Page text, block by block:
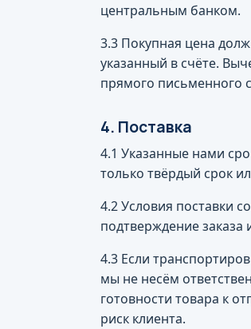
центральным банком.
3.3 Покупная цена
указанный в счёте.
прямого письменного
4. Поставка
4.1 Указанные нами
только твёрдый срок
4.2 Условия поставки
подтверждение заказа
4.3 Если
мы не несём
готовности товара к
риск клиента.